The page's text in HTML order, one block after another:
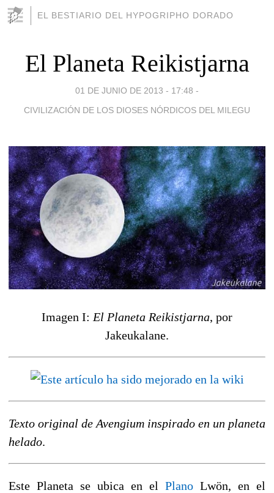
EL BESTIARIO DEL HYPOGRIPHO DORADO
El Planeta Reikistjarna
01 DE JUNIO DE 2013 - 17:48 -
CIVILIZACIÓN DE LOS DIOSES NÓRDICOS DEL MILEGU
Imagen I: El Planeta Reikistjarna, por
Jakeukalane.
Texto original de Avengium inspirado en un planeta
helado.
Este Planeta se ubica en el Plano Lwön, en el